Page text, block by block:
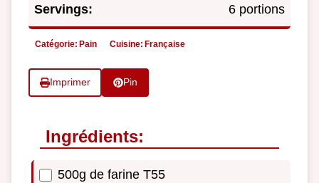
Servings: 6 portions
Catégorie: Pain Cuisine: Française
Imprimer Pin
Ingrédients:
500g de farine T55